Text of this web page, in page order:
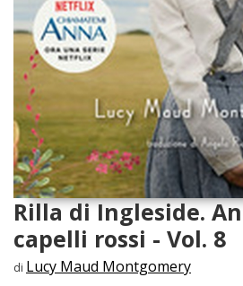
Rilla di Ingleside.
capelli rossi - Vol. 8
di Lucy Maud Montgomery